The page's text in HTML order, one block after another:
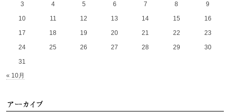
3
4 5 6 7 8
9
10
11 12 13 14 15
16
17
18 19 20 21 22
23
24
25 26 27 28 29
30
31
« 10月